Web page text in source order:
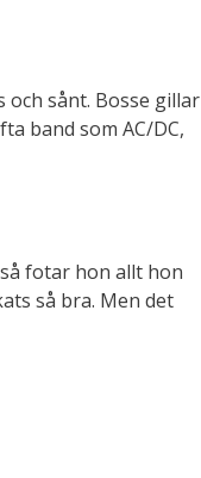
sånt. Bosse gillar
band som AC/DC,
fotar hon allt hon
så bra. Men det